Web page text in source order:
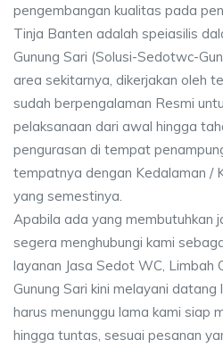
pengembangan kualitas pada
Tinja Banten adalah speiasilis
Gunung Sari (Solusi-Sedotwc-
area sekitarnya, dikerjakan oleh
sudah berpengalaman Resmi
pelaksanaan dari awal hingga
pengurasan di tempat
tempatnya dengan Kedalaman /
yang semestinya.
Apabila ada yang membutuhkan
segera menghubungi kami
layanan Jasa Sedot WC, Limbah
Gunung Sari kini melayani
harus menunggu lama kami siap
hingga tuntas, sesuai pesanan